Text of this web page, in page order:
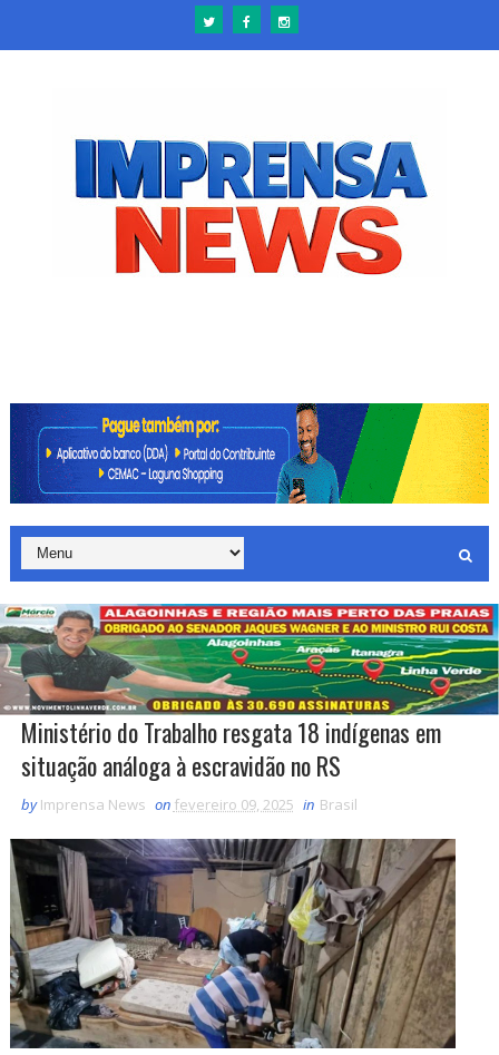
Ministério do Trabalho resgata 18 indígenas em
situação análoga à escravidão no RS
by Imprensa News on fevereiro 09, 2025 in Brasil